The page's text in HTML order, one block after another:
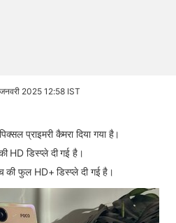
2025 12:58 IST
प्राइमरी कैमरा दिया गया है।
डिस्प्ले दी गई है।
फुल HD+ डिस्प्ले दी गई है।